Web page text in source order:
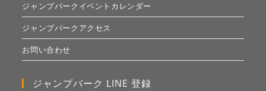
ジャンプパークイベントカレンダー
ジャンプパークアクセス
お問い合わせ
ジャンプパーク LINE 登録